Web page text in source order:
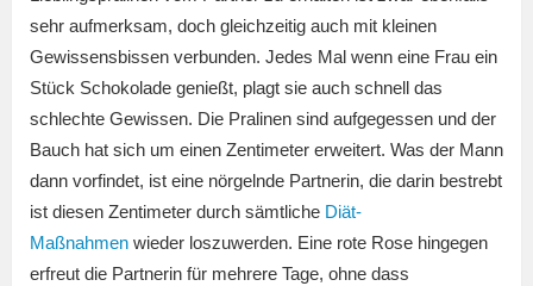
sehr aufmerksam, doch gleichzeitig auch mit kleinen
Gewissensbissen verbunden. Jedes Mal wenn eine Frau ein
Stück Schokolade genießt, plagt sie auch schnell das
schlechte Gewissen. Die Pralinen sind aufgegessen und der
Bauch hat sich um einen Zentimeter erweitert. Was der Mann
dann vorfindet, ist eine nörgelnde Partnerin, die darin bestrebt
ist diesen Zentimeter durch sämtliche Diät-
Maßnahmen wieder loszuwerden. Eine rote Rose hingegen
erfreut die Partnerin für mehrere Tage, ohne dass